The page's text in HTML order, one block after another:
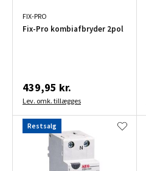
FIX-PRO
Fix-Pro kombiafbryder 2pol
439,95 kr.
Lev. omk. tillægges
Restsalg